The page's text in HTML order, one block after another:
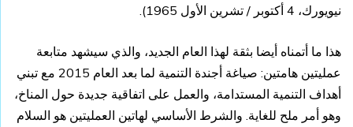
نيويورك، 4 أكتوبر / تشرين الأول 1965).
هذا ما أتمناه أيضا بثقة لهذا العام الجديد، والذي سيشهد متابعة
عمليتين هامتين: صياغة أجندة التنمية لما بعد العام 2015 مع تبني
أهداف التنمية المستدامة، والعمل على اتفاقية جديدة حول المناخ،
وهو أمر ملح للغاية. والشرط الأساسي لهاتين العمليتين هو السلام